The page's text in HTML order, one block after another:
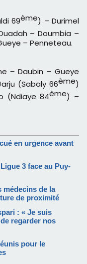
69ème) – Durimel
– Doumbia –
– Penneteau.
– Daubin – Gueye
(Sabaly 66ème)
(Ndiaye 84ème) –
en urgence avant
3 face au Puy-
médecins de la
de proximité
: « Je suis
regarder nos
pour le